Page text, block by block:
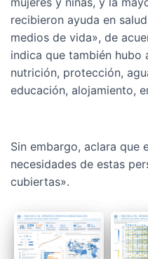
recibieron ayuda en
medios de vida», de
indica que también hubo
nutrición, protección,
educación, alojamiento,
Sin embargo, aclara que
necesidades de estas
cubiertas».